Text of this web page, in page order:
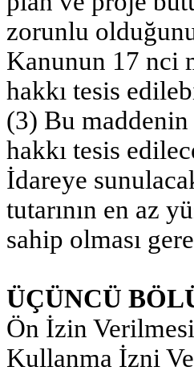
zorunlu
Kanunun 17 nci
hakkı tesis
(3) Bu
hakkı tesis
İdareye
tutarının en az
sahip olması
ÜÇÜNCÜ
Ön İzin
Kullanma İzni